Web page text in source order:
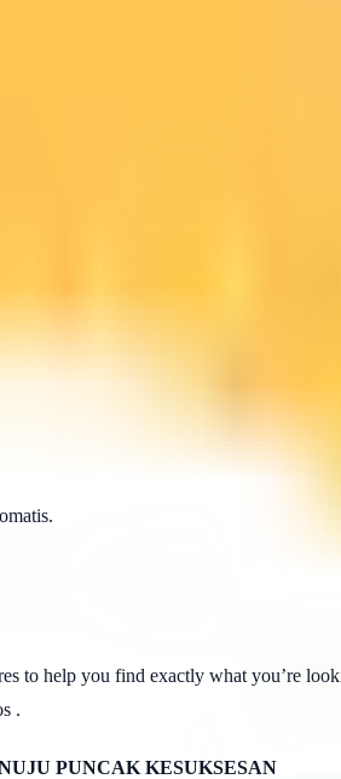
to help you find exactly what you’re
.
PUNCAK KESUKSESAN